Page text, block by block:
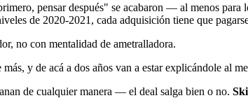
pensar después" se acabaron — al menos
de 2020-2021, cada adquisición tiene que
no con mentalidad de ametralladora.
y de acá a dos años van a estar explicándole al
de cualquier manera — el deal salga bien o no.